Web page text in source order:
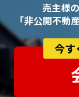
売主様
「非公開不動